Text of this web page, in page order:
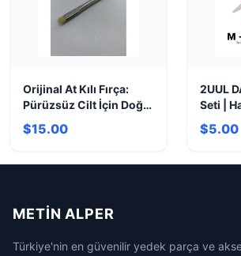
Orijinal At Kılı Fırça:
Pürüzsüz Cilt İçin Doğal
Peeling
$15.00
2UUL
Seti |
Açma
$5.00
METIN ALPER
Türkiye'nin en güvenilir yedek parça ve